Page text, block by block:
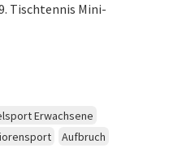
Tischtennis Mini-
Erwachsene
Aufbruch